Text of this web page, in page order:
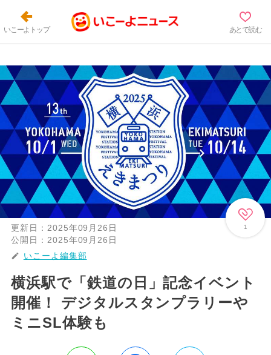
いこーよトップ あとで読む
1
更新日： 2025年09月26日
公開日： 2025年09月26日
いこーよ編集部
横浜駅で「鉄道の日」記念イベント
開催！ デジタルスタンプラリーや
ミニSL体験も